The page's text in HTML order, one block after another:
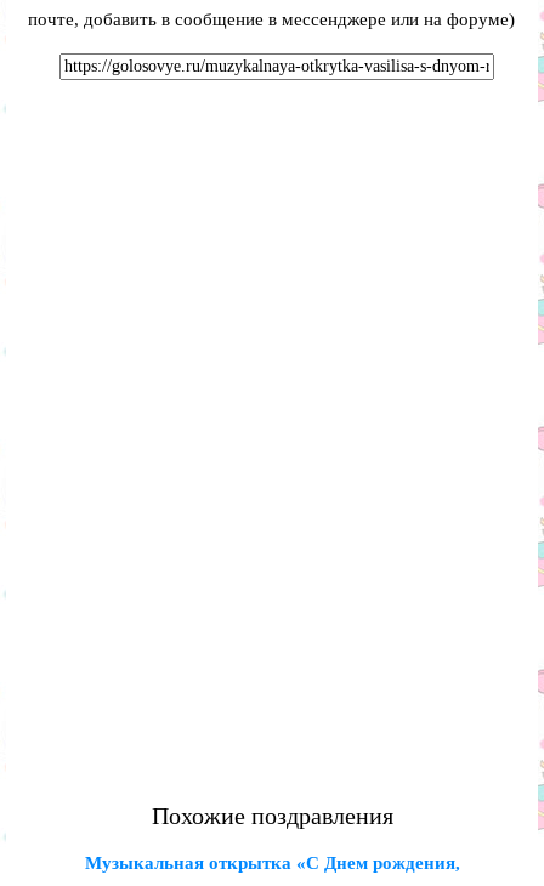
почте, добавить в сообщение в мессенджере или на форуме)
Похожие поздравления
Музыкальная открытка «С Днем рождения,